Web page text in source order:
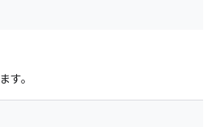
す。